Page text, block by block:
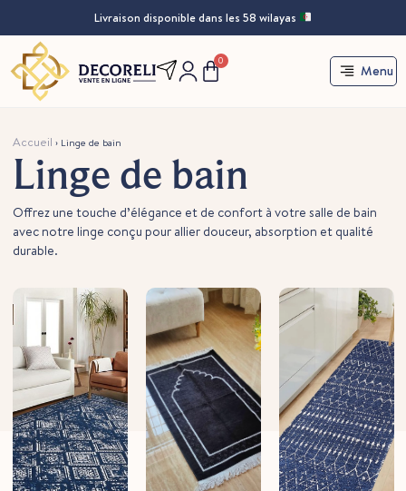
Livraison disponible dans les 58 wilayas
0
Menu
Accueil › Linge de bain
Linge de bain
Offrez une touche d’élégance et de confort à votre salle de bain
avec notre linge conçu pour allier douceur, absorption et qualité
durable.